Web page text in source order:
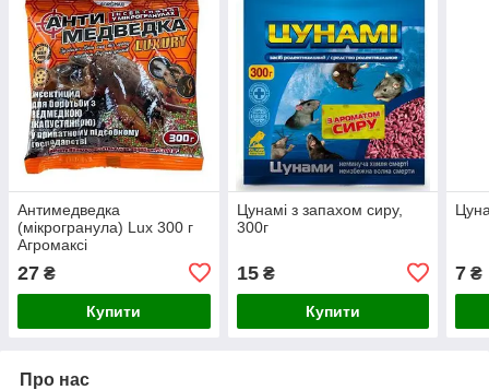
Антимедведка
(мікрогранула) Lux 300 г
Агромаксі
27 ₴
Купити
Цунамі з запахом сиру,
300г
15₴
Купити
7 ₴
Про нас